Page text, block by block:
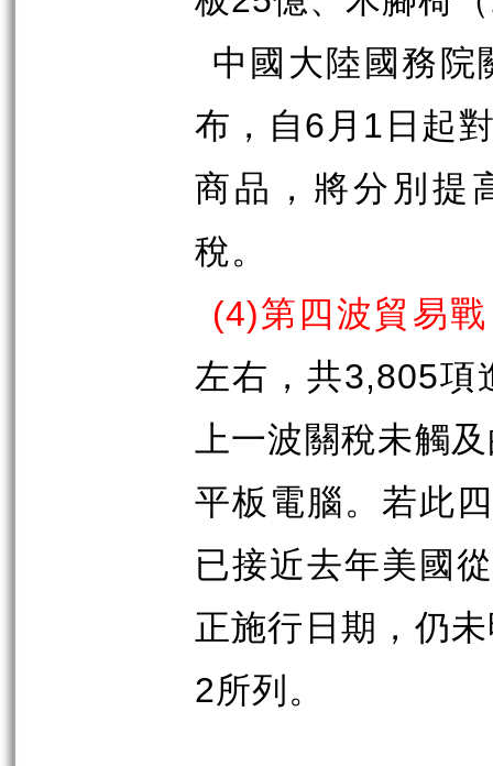
中國大陸國務院
布，自6 月 1 日起
商品，將分別提
稅。
(4)第四波貿易
左右，共3,805項
上一波關稅未觸
平板電腦。若此
已接近去年美國
正施行日期，仍
2所列。